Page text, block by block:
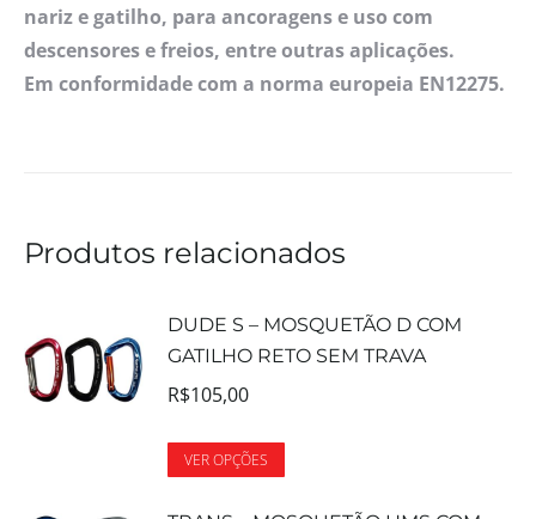
nariz e gatilho, para ancoragens e uso com
descensores e freios, entre outras aplicações.
Em conformidade com a norma europeia EN12275.
Produtos relacionados
DUDE S – MOSQUETÃO D COM
GATILHO RETO SEM TRAVA
R$105,00
VER OPÇÕES